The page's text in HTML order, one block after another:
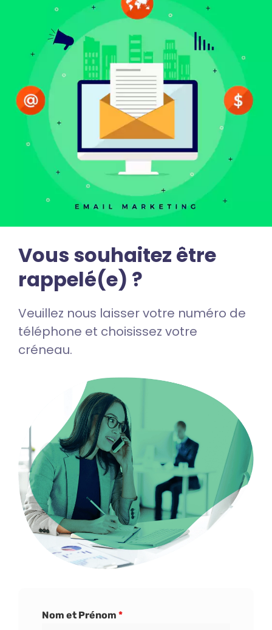
Vous souhaitez être
rappelé(e) ?
Veuillez nous laisser votre numéro de
téléphone et choisissez votre
créneau.
Nom et Prénom *